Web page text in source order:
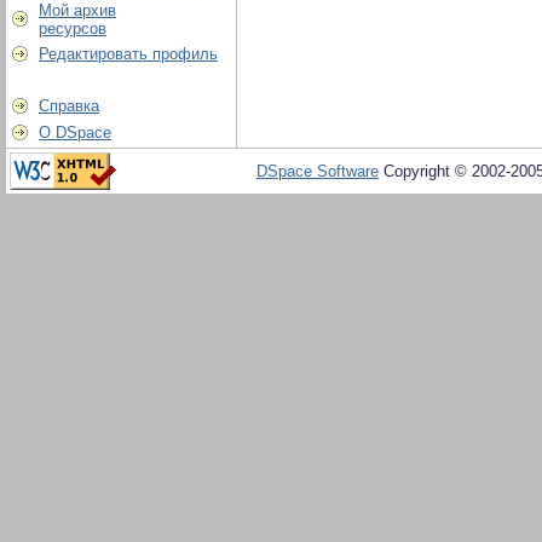
Мой архив
ресурсов
Редактировать профиль
Справка
О DSpace
DSpace Software Copyright © 2002-